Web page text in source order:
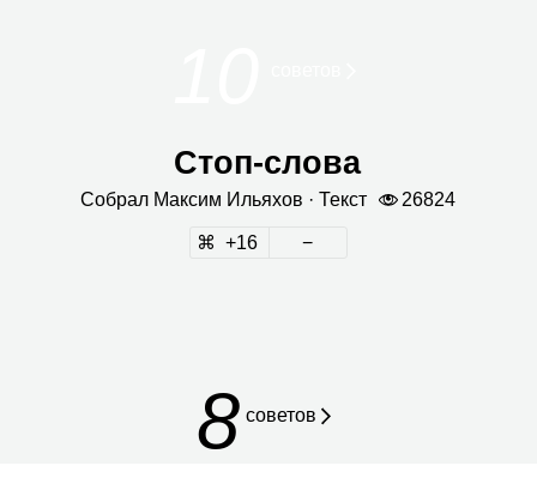
Стоп‑слова
Собрал Мак­сим Илья­хов · Текст 26824
16
8 советов